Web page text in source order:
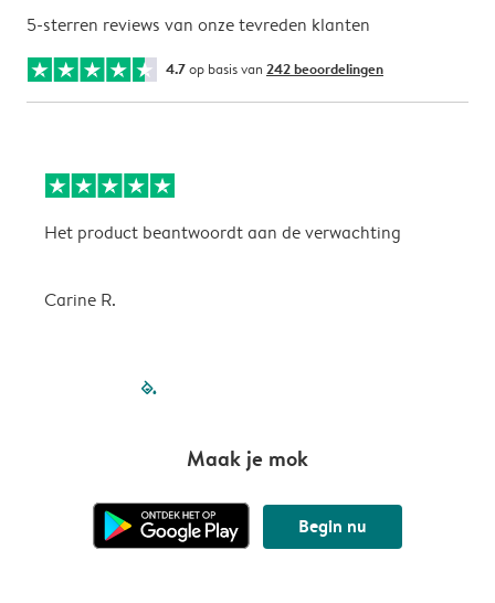
5-sterren reviews van onze tevreden klanten
4.7op basis van 242 beoordelingen
Het product beantwoordt aan de verwachting
Carine R.
filled-pagination
Maak je mok
Begin nu